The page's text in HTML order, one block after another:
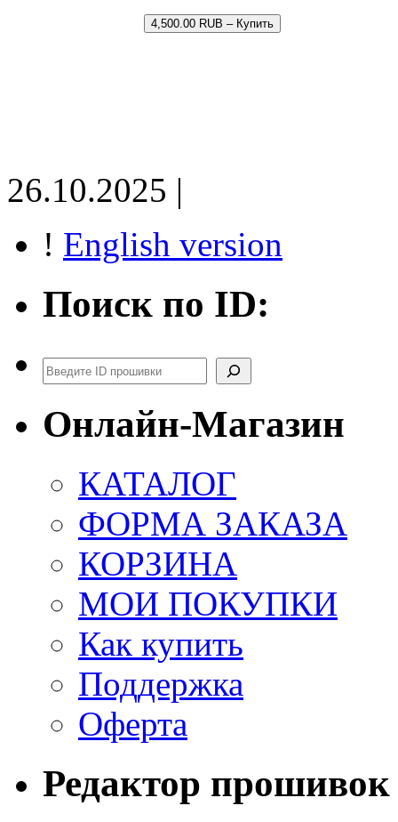
4,500.00 RUB – Купить
26.10.2025 |
! English version
Поиск по ID:
Поиск
Онлайн-Магазин
КАТАЛОГ
ФОРМА ЗАКАЗА
КОРЗИНА
МОИ ПОКУПКИ
Как купить
Поддержка
Оферта
Редактор прошивок